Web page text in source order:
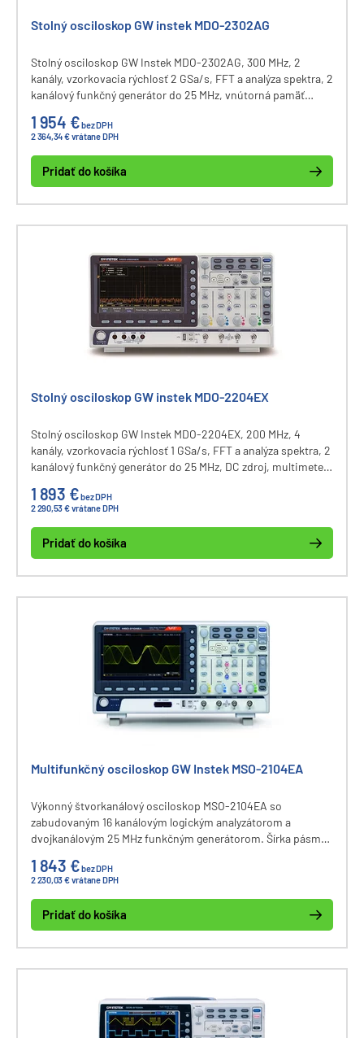
Stolný osciloskop GW instek MDO-2302AG
Stolný osciloskop GW Instek MDO-2302AG, 300 MHz, 2
kanály, vzorkovacia rýchlosť 2 GSa/s, FFT a analýza spektra, 2
kanálový funkčný generátor do 25 MHz, vnútorná pamäť
CAN, LIN, displej 8", komunikačné rozhranie USB a LAN.
1 954 €bez DPH
2 364,34 € vrátane DPH
Pridať do košíka
Stolný osciloskop GW instek MDO-2204EX
Stolný osciloskop GW Instek MDO-2204EX, 200 MHz, 4
kanály, vzorkovacia rýchlosť 1 GSa/s, FFT a analýza spektra, 2
kanálový funkčný generátor do 25 MHz, DC zdroj, multimeter,
zberníc I2C, UART, CAN, LIN, displej 8", komunikačné
rozhranie USB a LAN.
1 893 €bez DPH
2 290,53 € vrátane DPH
Pridať do košíka
Multifunkčný osciloskop GW Instek MSO-2104EA
Výkonný štvorkanálový osciloskop MSO-2104EA so
zabudovaným 16 kanálovým logickým analyzátorom a
dvojkanálovým 25 MHz funkčným generátorom. Šírka pásma
pamäť až 10 M bodov na kanál, vertikálny rozsah 1 mV - 10 V,
rozlíšenie 8 bitov. Viac ako 30 meracích funkcií, LCD 8“
displej, komunikačné rozhranie USB, Ethernet, Go-NoGo
BNC.
1 843 €bez DPH
2 230,03 € vrátane DPH
Pridať do košíka